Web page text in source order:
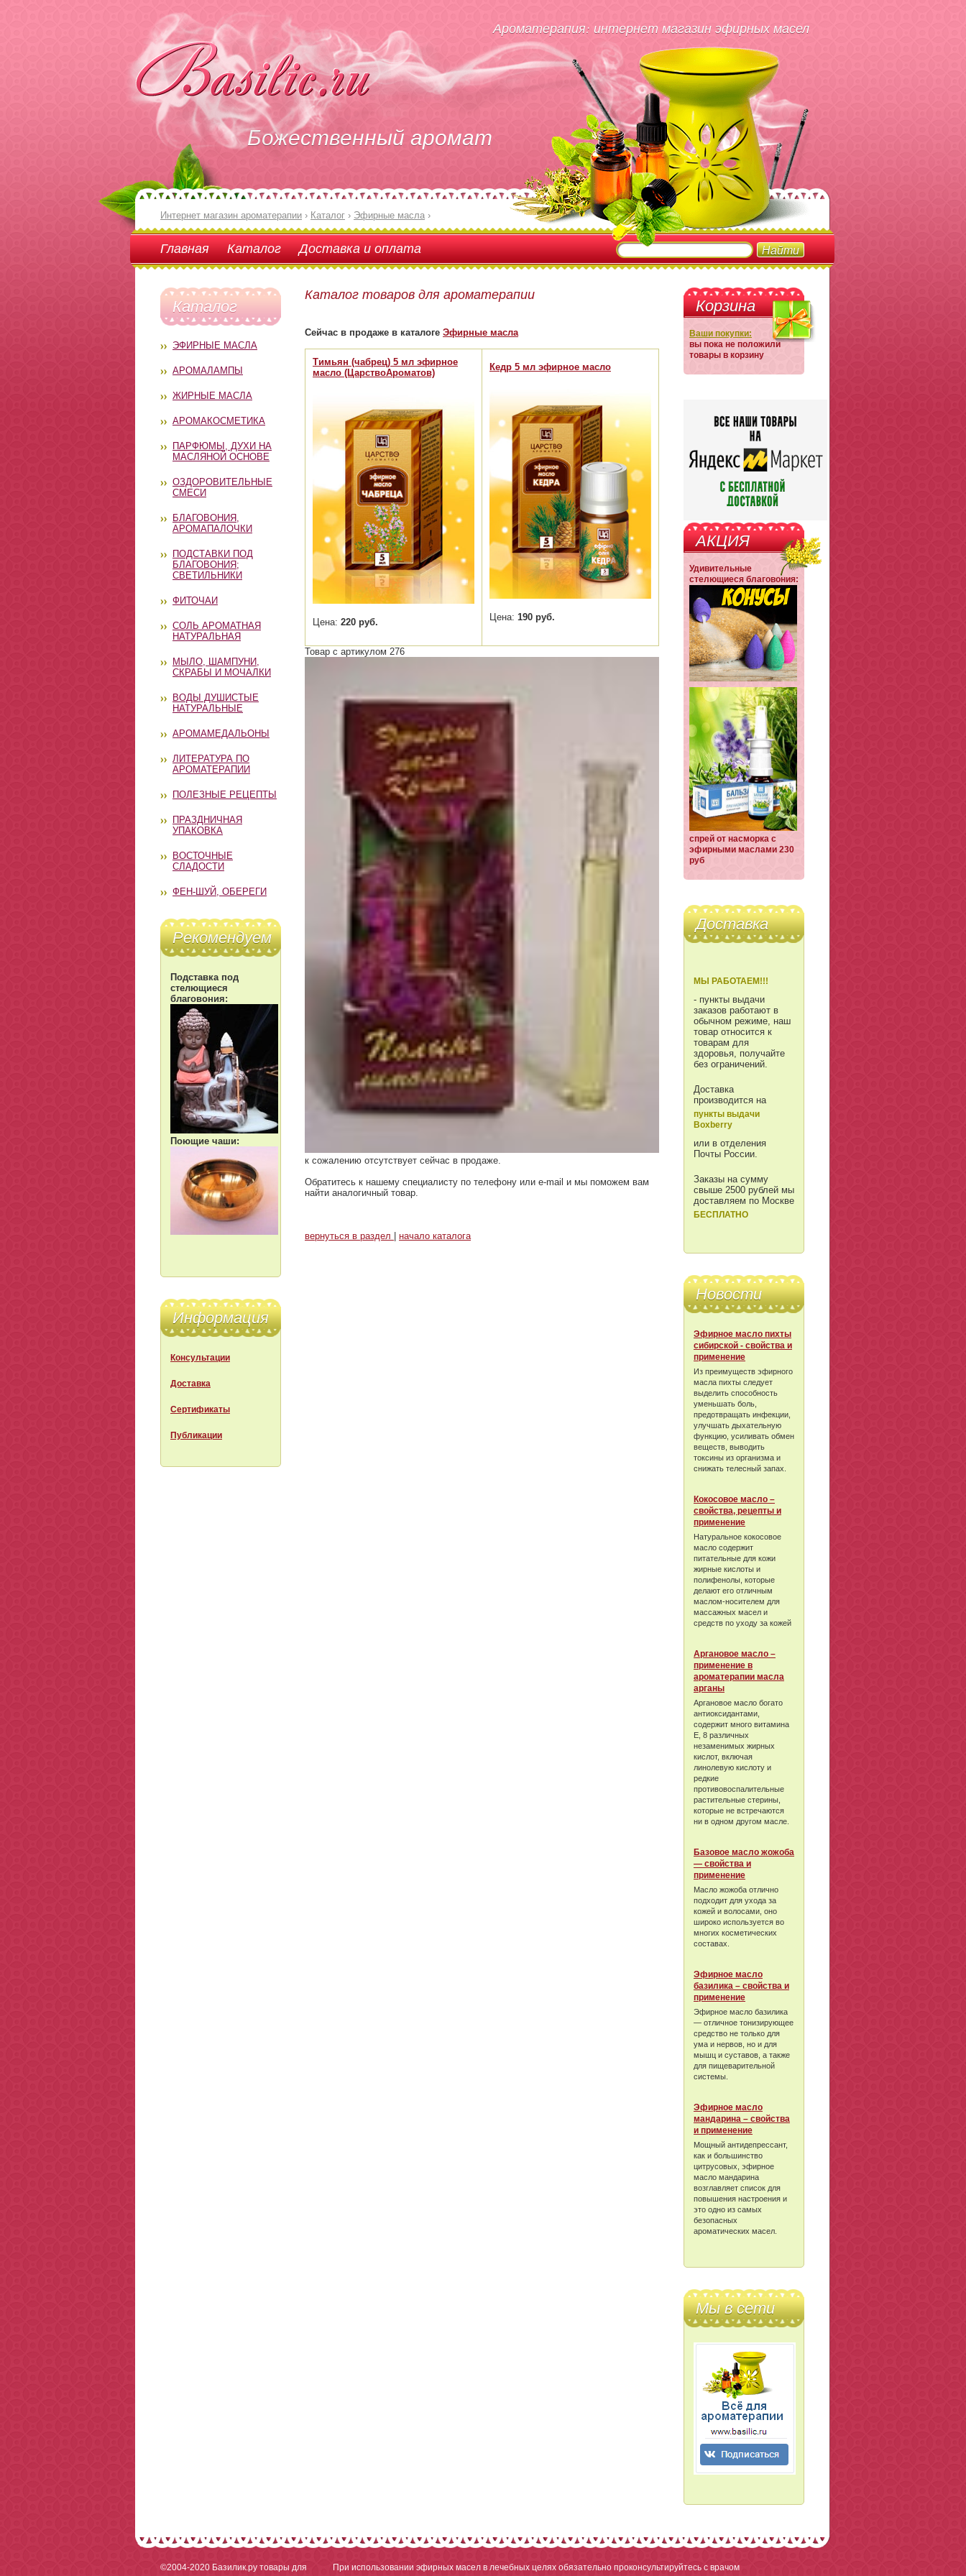
Божественный аромат
Ароматерапия: интернет магазин эфирных масел
Интернет магазин ароматерапии › Каталог › Эфирные масла ›
Главная Каталог Доставка и оплата
Каталог
ЭФИРНЫЕ МАСЛА
АРОМАЛАМПЫ
ЖИРНЫЕ МАСЛА
АРОМАКОСМЕТИКА
ПАРФЮМЫ, ДУХИ НА
МАСЛЯНОЙ ОСНОВЕ
ОЗДОРОВИТЕЛЬНЫЕ
СМЕСИ
БЛАГОВОНИЯ,
АРОМАПАЛОЧКИ
ПОДСТАВКИ ПОД
БЛАГОВОНИЯ;
СВЕТИЛЬНИКИ
ФИТОЧАИ
СОЛЬ АРОМАТНАЯ
НАТУРАЛЬНАЯ
МЫЛО, ШАМПУНИ,
СКРАБЫ И МОЧАЛКИ
ВОДЫ ДУШИСТЫЕ
НАТУРАЛЬНЫЕ
АРОМАМЕДАЛЬОНЫ
ЛИТЕРАТУРА ПО
АРОМАТЕРАПИИ
ПОЛЕЗНЫЕ РЕЦЕПТЫ
ПРАЗДНИЧНАЯ
УПАКОВКА
ВОСТОЧНЫЕ
СЛАДОСТИ
ФЕН-ШУЙ, ОБЕРЕГИ
Рекомендуем
Подставка под
стелющиеся
благовония:
Поющие чаши:
Информация
Консультации
Доставка
Сертификаты
Публикации
Каталог товаров для ароматерапии
Сейчас в продаже в каталоге Эфирные масла
Тимьян (чабрец) 5 мл эфирное
масло (ЦарствоАроматов)
Цена: 220 руб.
Кедр 5 мл эфирное масло
Цена: 190 руб.
Товар с артикулом 276
к сожалению отсутствует сейчас в продаже.
Обратитесь к нашему специалисту по телефону или e-mail и мы поможем вам
найти аналогичный товар.
вернуться в раздел начало каталога
Корзина
Ваши покупки:
вы пока не положили
товары в корзину
АКЦИЯ
Удивительные
стелющиеся благовония:
спрей от насморка с
эфирными маслами 230
руб
Доставка
МЫ РАБОТАЕМ!!!
- пункты выдачи
заказов работают в
обычном режиме, наш
товар относится к
товарам для
здоровья, получайте
без ограничений.
Доставка
производится на
пункты выдачи
Boxberry
или в отделения
Почты России.
Заказы на сумму
свыше 2500 рублей мы
доставляем по Москве
БЕСПЛАТНО
Новости
Эфирное масло пихты
сибирской - свойства и
применение
Из преимуществ эфирного
масла пихты следует
выделить способность
уменьшать боль,
предотвращать инфекции,
улучшать дыхательную
функцию, усиливать обмен
веществ, выводить
токсины из организма и
снижать телесный запах.
Кокосовое масло –
свойства, рецепты и
применение
Натуральное кокосовое
масло содержит
питательные для кожи
жирные кислоты и
полифенолы, которые
делают его отличным
маслом-носителем для
массажных масел и
средств по уходу за кожей
Аргановое масло –
применение в
ароматерапии масла
арганы
Аргановое масло богато
антиоксидантами,
содержит много витамина
Е, 8 различных
незаменимых жирных
кислот, включая
линолевую кислоту и
редкие
противовоспалительные
растительные стерины,
которые не встречаются
ни в одном другом масле.
Базовое масло жожоба
— свойства и
применение
Масло жожоба отлично
подходит для ухода за
кожей и волосами, оно
широко используется во
многих косметических
составах.
Эфирное масло
базилика – свойства и
применение
Эфирное масло базилика
— отличное тонизирующее
средство не только для
ума и нервов, но и для
мышц и суставов, а также
для пищеварительной
системы.
Эфирное масло
мандарина – свойства
и применение
Мощный антидепрессант,
как и большинство
цитрусовых, эфирное
масло мандарина
возглавляет список для
повышения настроения и
это одно из самых
безопасных
ароматических масел.
Мы в сети
©2004-2020 Базилик.ру товары для
При использовании эфирных масел в лечебных целях обязательно проконсультируйтесь с врачом